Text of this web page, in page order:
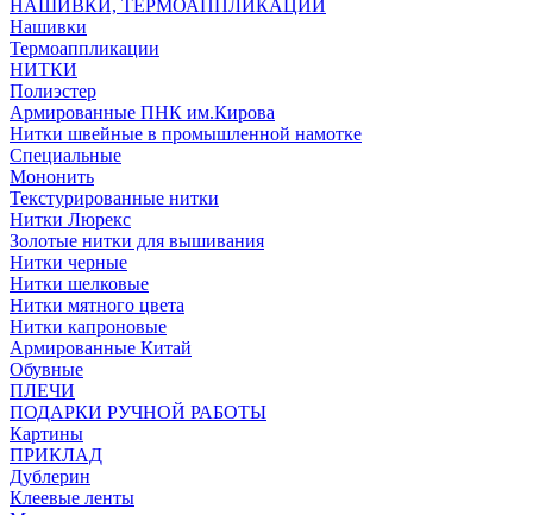
НАШИВКИ, ТЕРМОАППЛИКАЦИИ
Нашивки
Термоаппликации
НИТКИ
Полиэстер
Армированные ПНК им.Кирова
Нитки швейные в промышленной намотке
Специальные
Мононить
Текстурированные нитки
Нитки Люрекс
Золотые нитки для вышивания
Нитки черные
Нитки шелковые
Нитки мятного цвета
Нитки капроновые
Армированные Китай
Обувные
ПЛЕЧИ
ПОДАРКИ РУЧНОЙ РАБОТЫ
Картины
ПРИКЛАД
Дублерин
Клеевые ленты